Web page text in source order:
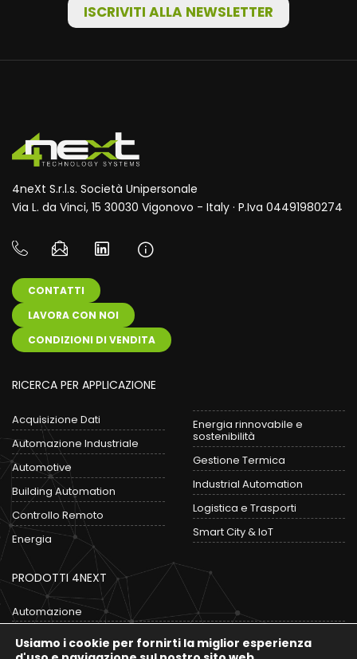
ISCRIVITI ALLA NEWSLETTER
4neXt S.r.l.s. Società Unipersonale
Via L. da Vinci, 15 30030 Vigonovo - Italy · P.Iva 04491980274
CONTATTI
LAVORA CON NOI
CONDIZIONI DI VENDITA
RICERCA PER APPLICAZIONE
Acquisizione Dati
Automazione Industriale
Automotive
Building Automation
Controllo Remoto
Energia
Energia rinnovabile e
sostenibilità
Gestione Termica
Industrial Automation
Logistica e Trasporti
Smart City & IoT
PRODOTTI 4NEXT
Automazione
Usiamo i cookie per fornirti la miglior esperienza